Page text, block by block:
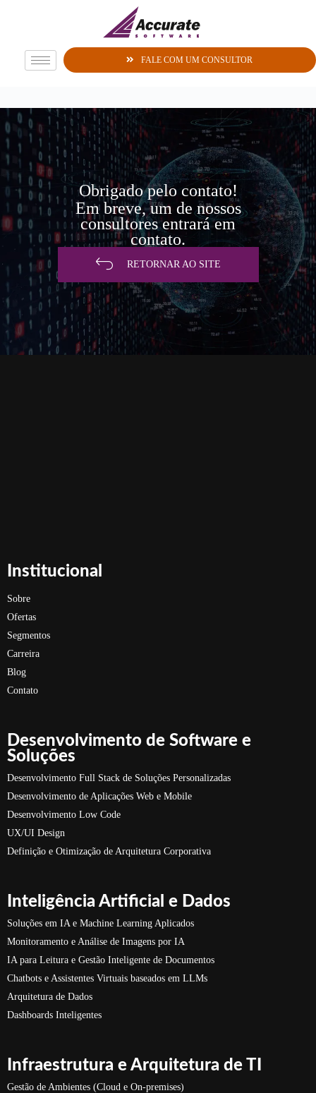
FALE COM UM CONSULTOR
Obrigado pelo contato!
Em breve, um de nossos
consultores entrará em
contato.
RETORNAR AO SITE
Institucional
Sobre
Ofertas
Segmentos
Carreira
Blog
Contato
Desenvolvimento de Software e
Soluções
Desenvolvimento Full Stack de Soluções Personalizadas
Desenvolvimento de Aplicações Web e Mobile
Desenvolvimento Low Code
UX/UI Design
Definição e Otimização de Arquitetura Corporativa
Inteligência Artificial e Dados
Soluções em IA e Machine Learning Aplicados
Monitoramento e Análise de Imagens por IA
IA para Leitura e Gestão Inteligente de Documentos
Chatbots e Assistentes Virtuais baseados em LLMs
Arquitetura de Dados
Dashboards Inteligentes
Infraestrutura e Arquitetura de TI
Gestão de Ambientes (Cloud e On-premises)